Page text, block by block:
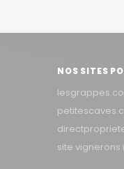
NOS SITES
site